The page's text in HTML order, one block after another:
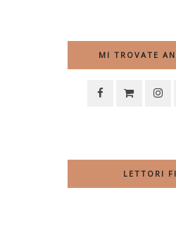
MI TROVATE
LETTORI